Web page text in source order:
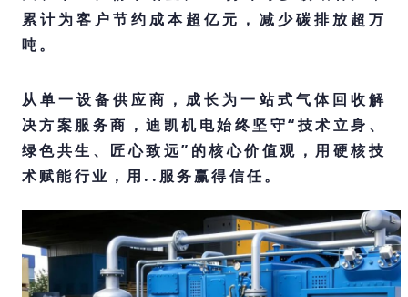
累计为客户节约成本超亿元，减少碳排放超万
吨。
从单一设备供应商，成长为一站式气体回收解
决方案服务商，迪凯机电始终坚守“技术立身、
绿色共生、匠心致远”的核心价值观，用硬核技
术赋能行业，用..服务赢得信任。